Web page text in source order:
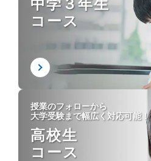
中学３年生
コース
授業のフォローから
大学受験まで幅広く対応可能！
高校生
コース